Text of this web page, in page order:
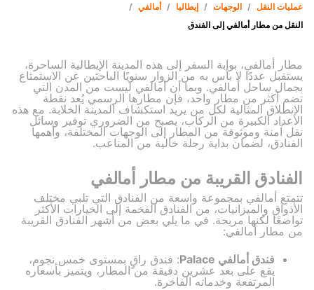
عمليات النقل / الوجهات / إيطاليا / أمالفي /
النقل من مطار أمالفي إلى الفندق
مطار أمالفي، بوابة السفر إلى هذه المدينة الإيطالية الساحرة،
يستقبل عددًا لا بأس به من الزوار سنويًا الباحثين عن الاستمتاع
بجمال ساحل أمالفي. وبما أن أمالفي ليست من المدن التي
تضم أكثر من مطار واحد، فإن مطارها الرسمي يُعد نقطة
الانطلاق المثالية لكل من يريد استكشاف المدينة الخلابة. مع هذه
الأعداد الكبيرة من الركاب، يصبح من الضروري توفير وسائل
نقل آمنة وموثوقة من المطار إلى الوجهات المختلفة، وأهمها
الفنادق، لضمان بداية رحلة خالية من المتاعب.
الفنادق القريبة من مطار أمالفي
تتمتع أمالفي بمجموعة واسعة من الفنادق التي تلبي مختلف
الأذواق والميزانيات، من الفنادق الفخمة إلى الخيارات الأكثر
تواضعًا لكنها مريحة. في ما يلي بعض من أشهر الفنادق القريبة
من مطار أمالفي:
فندق أمالفي Palace
: فندق راقٍ بمستوى خمس نجوم،
يقع على بعد عشرين دقيقة من المطار، ويتميز بأسعاره
المرتفعة وخدماته الفاخرة.